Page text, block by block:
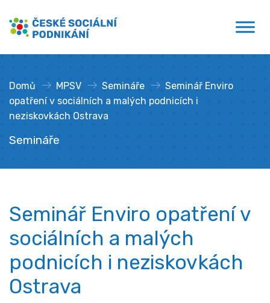
obsahu
České sociální podnikání
Domů » MPSV » Semináře »
Seminář Enviro
opatření v sociálních a malých podnicích i
neziskovkách Ostrava
Semináře
Seminář Enviro opatření v
sociálních a malých
podnicích i neziskovkách
Ostrava